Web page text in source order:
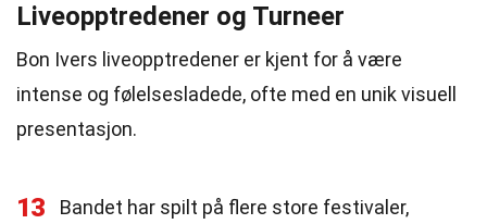
Liveopptredener og Turneer
Bon Ivers liveopptredener er kjent for å være
intense og følelsesladede, ofte med en unik visuell
presentasjon.
13
Bandet har spilt på flere store festivaler,